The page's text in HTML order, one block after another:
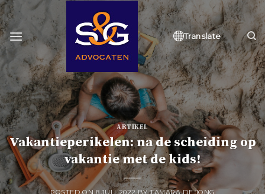
Skip
to
content
Translate
ARTIKEL
Vakantieperikelen: na de scheiding op
vakantie met de kids!